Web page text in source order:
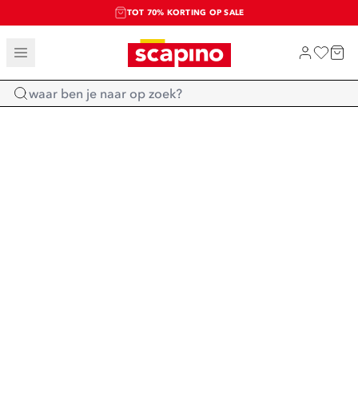
TOT 70% KORTING OP SALE
SALE: LAATSTE KANS!
SHOP NIEUW
Home